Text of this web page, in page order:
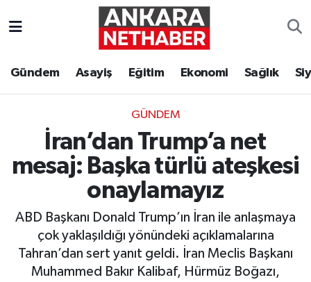
Gündem Asayiş Eğitim Ekonomi Sağlık
GÜNDEM
İran’dan Trump’a net
mesaj: Başka türlü ateşkesi
onaylamayız
ABD Başkanı Donald Trump’ın İran ile anlaşmaya
çok yaklaşıldığı yönündeki açıklamalarına
Tahran’dan sert yanıt geldi. İran Meclis Başkanı
Muhammed Bakır Kalibaf, Hürmüz Boğazı,
Ekonomi
Kim Kimdir Nereli
Resmi İlanlar
Ankara Hava Durumu
Tüm Manşetler
Son Dakika Haberleri
Haber Arşivi